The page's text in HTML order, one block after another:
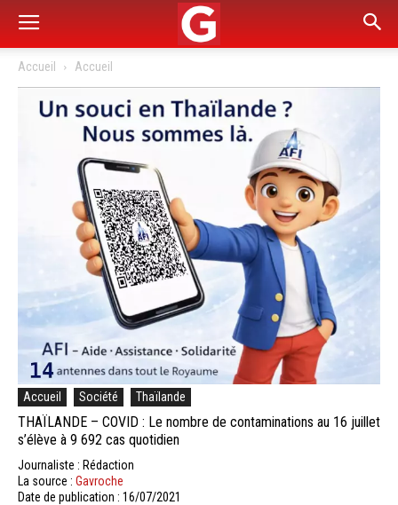
Accueil Accueil
Accueil Société Thaïlande
THAÏLANDE – COVID : Le nombre de contaminations au 16 juillet
s’élève à 9 692 cas quotidien
Journaliste : Rédaction
La source : Gavroche
Date de publication : 16/07/2021